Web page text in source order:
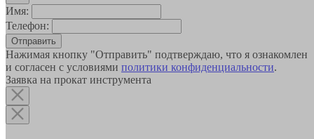
Имя:
Телефон:
Отправить
Нажимая кнопку "Отправить" подтверждаю, что я ознакомлен
и согласен с условиями политики конфиденциальности.
Заявка на прокат инструмента